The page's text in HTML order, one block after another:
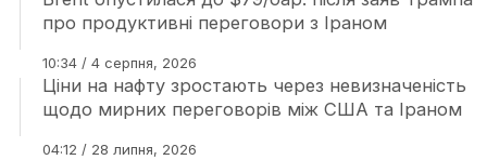
про продуктивні переговори з Іраном
10:34 / 4 серпня, 2026
Ціни на нафту зростають через невизначеність
щодо мирних переговорів між США та Іраном
04:12 / 28 липня, 2026